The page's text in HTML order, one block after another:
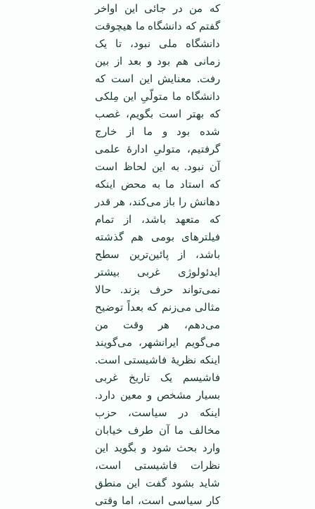
که من در جائی این اواخر
گفتم که دانشگاه ما هیچوقت
دانشگاه ملی نبود، تا یک
زمانی هم بود و بعد از بین
رفت. معنایش این است که
دانشگاه ما متولّیِ این مِلکی
که بهتر است بگویم، غصب
شده بود و ما از خارج
گرفتیم، متولیِ ادارۀ علمی
آن نبود. به این لحاظ است
که استاد ما به محض اینکه
دهانش را باز می‌کند، هر قدر
که متعهد باشد، از تمام
فیلترهای بومی هم گذشته
باشد، از پائین‌ترین سطح
ایدئولوژی غربی بیشتر
نمی‌تواند حرف بزند. حالا
مثالی می‌زنم که بعداً توضیح
می‌دهم، هر وقت من
می‌گویم ایرانشهر، می‌گویند
اینکه نظریۀ فاشیستی است.
فاشیسم یک تاریخ غربی
بسیار مشخص و معین دارد.
اینکه در سیاست، حزب
مخالف ما آن طرف خیابان
وارد بحث شود و بگوید این
نظرات فاشیستی است،
شاید بشود گفت این منطق
کار سیاسی است، اما وقتی